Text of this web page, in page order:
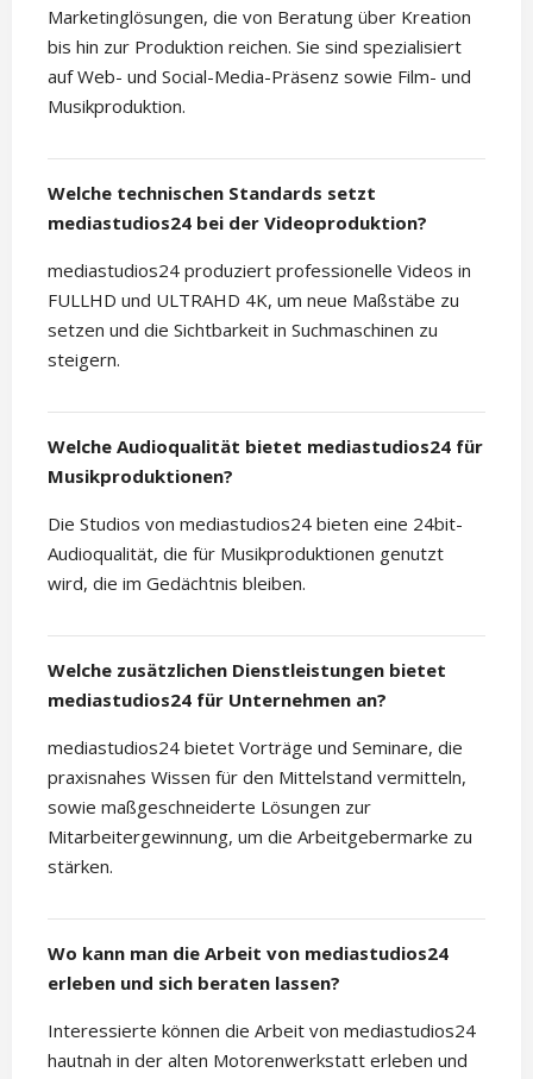
Marketinglösungen, die von Beratung über Kreation
bis hin zur Produktion reichen. Sie sind spezialisiert
auf Web- und Social-Media-Präsenz sowie Film- und
Musikproduktion.
Welche technischen Standards setzt
mediastudios24 bei der Videoproduktion?
mediastudios24 produziert professionelle Videos in
FULLHD und ULTRAHD 4K, um neue Maßstäbe zu
setzen und die Sichtbarkeit in Suchmaschinen zu
steigern.
Welche Audioqualität bietet mediastudios24 für
Musikproduktionen?
Die Studios von mediastudios24 bieten eine 24bit-
Audioqualität, die für Musikproduktionen genutzt
wird, die im Gedächtnis bleiben.
Welche zusätzlichen Dienstleistungen bietet
mediastudios24 für Unternehmen an?
mediastudios24 bietet Vorträge und Seminare, die
praxisnahes Wissen für den Mittelstand vermitteln,
sowie maßgeschneiderte Lösungen zur
Mitarbeitergewinnung, um die Arbeitgebermarke zu
stärken.
Wo kann man die Arbeit von mediastudios24
erleben und sich beraten lassen?
Interessierte können die Arbeit von mediastudios24
hautnah in der alten Motorenwerkstatt erleben und